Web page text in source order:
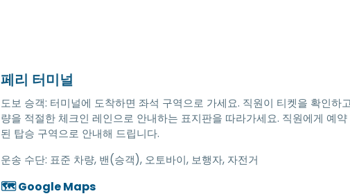
페리 터미널
도보 승객: 터미널에 도착하면 좌석 구역으로 가세요. 직원이 티켓을 확인
량을 적절한 체크인 레인으로 안내하는 표지판을 따라가세요. 직원에게 예
된 탑승 구역으로 안내해 드립니다.
운송 수단: 표준 차량, 밴(승객), 오토바이, 보행자, 자전거
🗺️ Google Maps